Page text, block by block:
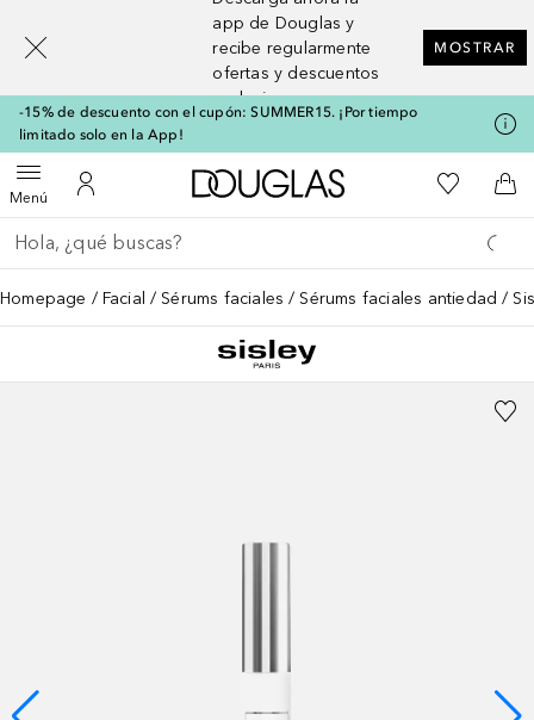
app de Douglas y
recibe regularmente
ofertas y descuentos
exclusivos
MOSTRAR
-15% de descuento con el cupón: SUMMER15. ¡Por tiempo
limitado solo en la App!
MenúAbrir menúMi cuenta
A Douglas HomeMi lista de
A
Regresar
Ejecutar búsqueda
Homepage Facial Sérums faciales Sérums faciales antiedad
[navigation.slideout.screenreader]